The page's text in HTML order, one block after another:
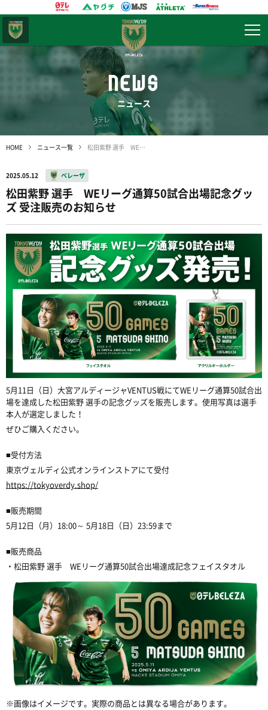
NEWS
ニュース
HOME ニュース一覧 松田紫野 選手 WEリーグ通算50試合出場記念グッズ 受注販売のお知らせ
2025.05.12 ベレーザ
松田紫野 選手 WEリーグ通算50試合出場記念グッ
ズ 受注販売のお知らせ
5月11日（日）大宮アルディージャVENTUS戦にてWEリーグ通算50試合出
場を達成した松田紫野 選手の記念グッズを販売します。使用写真は選手
本人が選定しました！
ぜひご購入ください。
■受付方法
東京ヴェルディ公式オンラインストアにて受付
https://tokyoverdy.shop/
■販売期間
5月12日（月）18:00～ 5月18日（日）23:59まで
■販売商品
・松田紫野 選手 WEリーグ通算50試合出場達成記念フェイスタオル
※画像はイメージです。実際の商品とは異なる場合があります。